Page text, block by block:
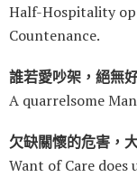
Half-Hospitality
Countenance.
誰若愛吵架，絕無
A quarrelsome
欠缺關懷的危害，
Want of Care does